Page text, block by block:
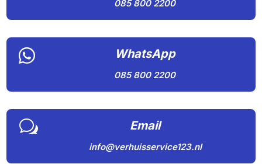
085 800 2200
 WhatsApp
085 800 2200
w Email
info@verhuisservice123.nl